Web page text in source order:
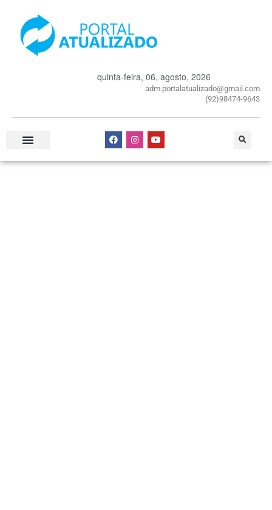
quinta-feira, 06, agosto, 2026
adm.portalatualizado@gmail.com
(92)98474-9643